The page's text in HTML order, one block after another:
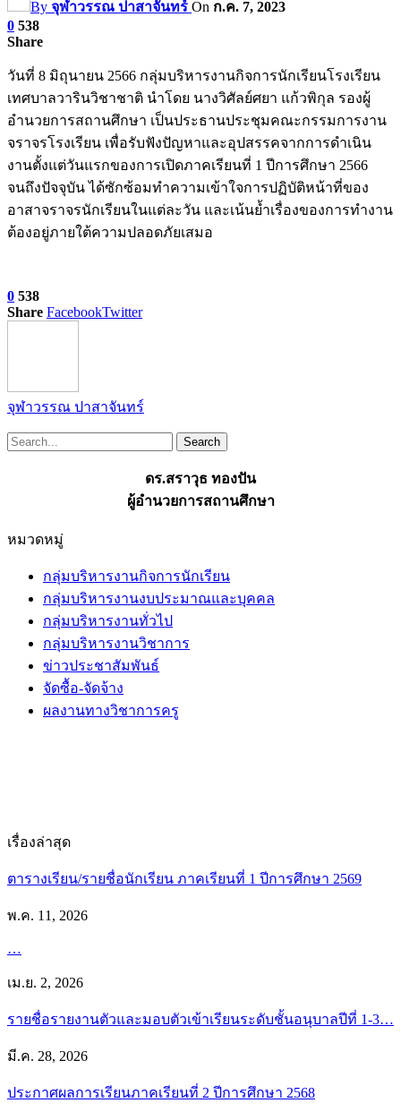
By จุฬาวรรณ ปาสาจันทร์ On ก.ค. 7, 2023
0 538
Share
วันที่ 8 มิถุนายน 2566 กลุ่มบริหารงานกิจการนักเรียนโรงเรียน
เทศบาลวารินวิชาชาติ นำโดย นางวิศัลย์ศยา แก้วพิกุล รองผู้
อำนวยการสถานศึกษา เป็นประธานประชุมคณะกรรมการงาน
จราจรโรงเรียน เพื่อรับฟังปัญหาและอุปสรรคจากการดำเนิน
งานตั้งแต่วันแรกของการเปิดภาคเรียนที่ 1 ปีการศึกษา 2566
จนถึงปัจจุบัน ได้ซักซ้อมทำความเข้าใจการปฏิบัติหน้าที่ของ
อาสาจราจรนักเรียนในแต่ละวัน และเน้นย้ำเรื่องของการทำงาน
ต้องอยู่ภายใต้ความปลอดภัยเสมอ
0 538
Share FacebookTwitter
จุฬาวรรณ ปาสาจันทร์
ดร.สราวุธ ทองปัน
ผู้อำนวยการสถานศึกษา
หมวดหมู่
กลุ่มบริหารงานกิจการนักเรียน
กลุ่มบริหารงานงบประมาณและบุคคล
กลุ่มบริหารงานทั่วไป
กลุ่มบริหารงานวิชาการ
ข่าวประชาสัมพันธ์
จัดซื้อ-จัดจ้าง
ผลงานทางวิชาการครู
เรื่องล่าสุด
ตารางเรียน/รายชื่อนักเรียน ภาคเรียนที่ 1 ปีการศึกษา 2569
พ.ค. 11, 2026
…
เม.ย. 2, 2026
รายชื่อรายงานตัวและมอบตัวเข้าเรียนระดับชั้นอนุบาลปีที่ 1-3…
มี.ค. 28, 2026
ประกาศผลการเรียนภาคเรียนที่ 2 ปีการศึกษา 2568